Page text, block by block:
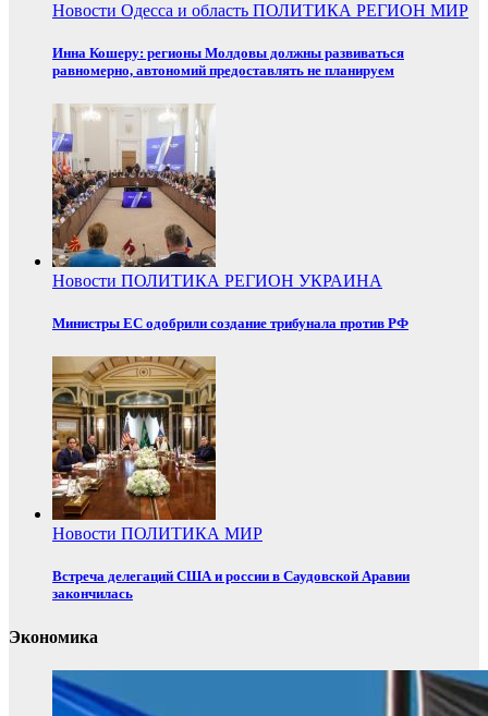
Новости Одесса и область ПОЛИТИКА РЕГИОН МИР
Инна Кошеру: регионы Молдовы должны развиваться
равномерно, автономий предоставлять не планируем
Новости ПОЛИТИКА РЕГИОН УКРАИНА
Министры ЕС одобрили создание трибунала против РФ
Новости ПОЛИТИКА МИР
Встреча делегаций США и россии в Саудовской Аравии
закончилась
Экономика